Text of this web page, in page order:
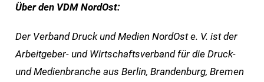
Über den VDM NordOst:
Der Verband Druck und Medien NordOst e. V. ist der
Arbeitgeber- und Wirtschaftsverband für die Druck-
und Medienbranche aus Berlin, Brandenburg, Bremen